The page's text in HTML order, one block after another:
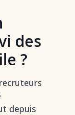
des
?
depuis